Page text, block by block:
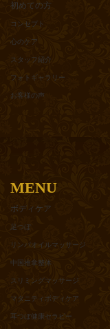
初めての方
コンセプト
心のケア
スタッフ紹介
フォトギャラリー
お客様の声
MENU
ボディケア
足つぼ
リンパオイルマッサージ
中国推拿整体
スリミングマッサージ
マタニティボディケア
耳つぼ健康セラピー